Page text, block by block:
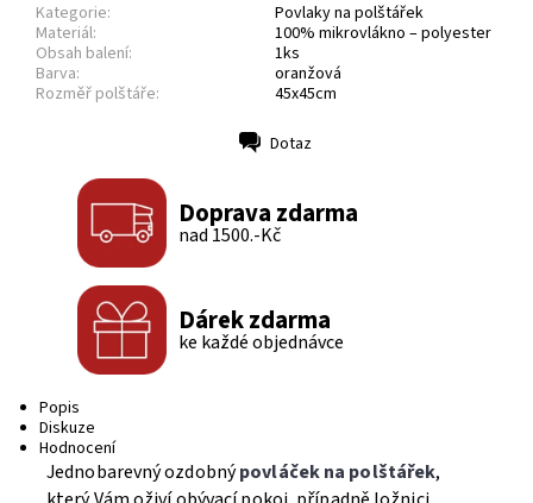
Kategorie:
Povlaky na polštářek
Materiál:
100% mikrovlákno – polyester
Obsah balení:
1ks
Barva:
oranžová
Rozměř polštáře:
45x45cm
Dotaz
Doprava zdarma
nad 1500.-Kč
Dárek zdarma
ke každé objednávce
Popis
Diskuze
Hodnocení
Jednobarevný ozdobnýpovláček na polštářek,